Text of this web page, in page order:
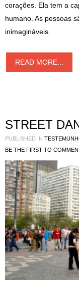
corações. Ela tem a
humano. As pessoas
inimagináveis.
READ MORE...
STREET
PUBLISHED IN
BE THE FIRST TO